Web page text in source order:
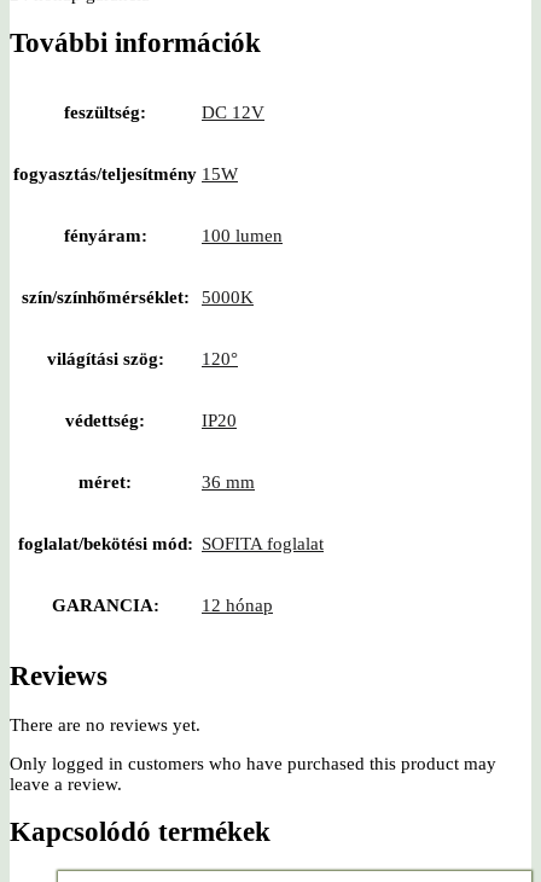
További információk
feszültség: DC 12V
fogyasztás/teljesítmény 15W
fényáram: 100 lumen
szín/színhőmérséklet: 5000K
világítási szög: 120°
védettség: IP20
méret: 36 mm
foglalat/bekötési mód: SOFITA foglalat
GARANCIA: 12 hónap
Reviews
There are no reviews yet.
Only logged in customers who have purchased this product may
leave a review.
Kapcsolódó termékek